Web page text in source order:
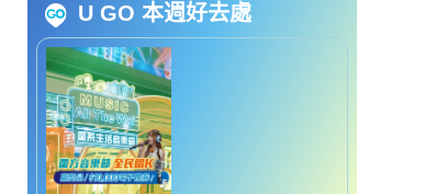
U GO 本週好去處